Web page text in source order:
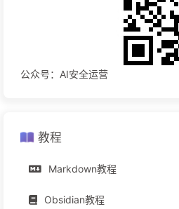
公众号：AI安全运营
教程
Markdown教程
Obsidian教程